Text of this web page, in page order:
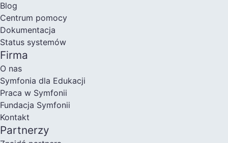
Blog
Centrum pomocy
Dokumentacja
Status systemów
Firma
O nas
Symfonia dla Edukacji
Praca w Symfonii
Fundacja Symfonii
Kontakt
Partnerzy